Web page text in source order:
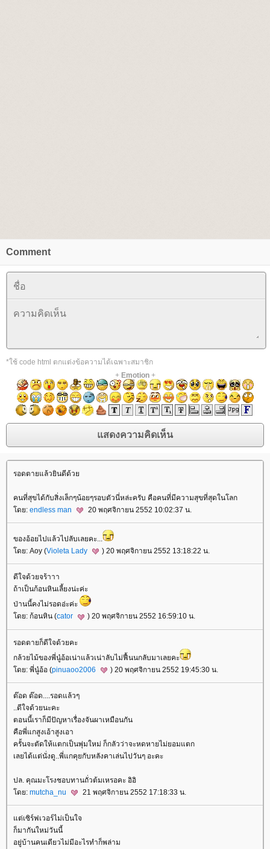
Comment
*ใช้ code html ตกแต่งข้อความได้เฉพาะสมาชิก
+ Emotion+
รอดตายแล้วยินดีด้ว
คนที่สุขได้กับสิ่งเล็กๆน้อยๆรอบตัวนี่หล่ะครับ คือคนที่มีความสุขที่สุดในโลก
ดย: endless man 20 พฤศจิกายน 2552 10:02:37 น.
ของอ้อยไปแล้วไปลับเลยคะ...
ดย: Aoy (Violeta Lady ) 20 พฤศจิกายน 2552 13:18:22 น.
ดีใจด้วยจร้าาา
ถ้าเป็นก้อนหินเลี้ยงน่ะค่ะ
ป่านนี้คงไม่รอดอ่ะค่ะ
ดย: ก้อนหิน (cator ) 20 พฤศจิกายน 2552 16:59:10 น.
รอดตายก็ดีใจด้วยคะ
กล้วยไม้ของพี่นู๋อ้อเน่าแล้วเน่าลับไม่ฟื้นนกลับมาเลยคะ
ดย: พี่นู๋อ้อ (pinuaoo2006 ) 20 พฤศจิกายน 2552 19:45:30 น.
ต๊อด ต๊อด....รอดแล้วๆ
..ดีใจด้วยนะคะ
ตอนนี้เราก็มีปัญหาเรื่องจันผาเหมือนกัน
คือพี่แกสูงเอ้าสูงเอา
ครั้นจะตัดให้แตกเป็นพุ่มใหม่ ก็กลัวว่าจะหดหายไม่ยอมแตก
เลยได้แต่นั่งดู..พี่แกคุยกับหลังคาเล่นไปวันๆ อะคะ
ปล. คุณมะโรงชอบทานถั่วต้มเหรอคะ อิอิ
ดย: mutcha_nu 21 พฤศจิกายน 2552 17:18:33 น.
ต่เซิร์ฟเวอร์ไม่เป็นใจ
ก็มากันใหม่วันนี้
อยู่บ้านคนเดียวไม่มีอะไรทำก็พล่าม